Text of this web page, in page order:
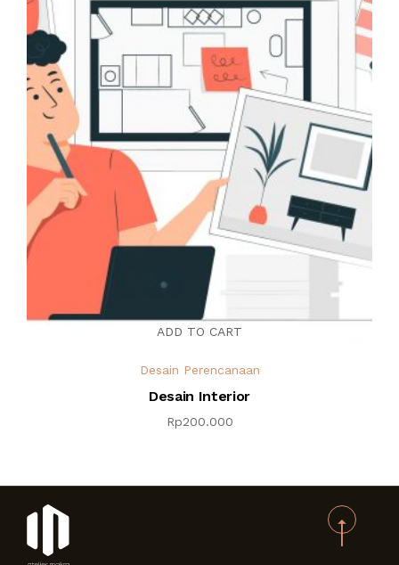
ADD TO CART
Desain Perencanaan
Desain Interior
Rp200.000